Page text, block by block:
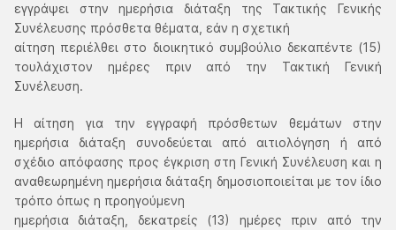
εγγράψει στην ημερήσια διάταξη της Τακτικής Γενικής
Συνέλευσης πρόσθετα θέματα, εάν η σχετική
αίτηση περιέλθει στο διοικητικό συμβούλιο δεκαπέντε (15)
τουλάχιστον ημέρες πριν από την Τακτική Γενική
Συνέλευση.
Η αίτηση για την εγγραφή πρόσθετων θεμάτων στην
ημερήσια διάταξη συνοδεύεται από αιτιολόγηση ή από
σχέδιο απόφασης προς έγκριση στη Γενική Συνέλευση και η
αναθεωρημένη ημερήσια διάταξη δημοσιοποιείται με τον ίδιο
τρόπο όπως η προηγούμενη
ημερήσια διάταξη, δεκατρείς (13) ημέρες πριν από την